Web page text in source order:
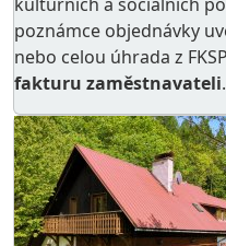
poznámce objednávky
nebo celou úhrada z
fakturu zaměstnavateli.